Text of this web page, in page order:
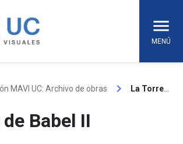
MENÚ
MAVI UC: Archivo de obras keyboard_arrow_right
Babel II